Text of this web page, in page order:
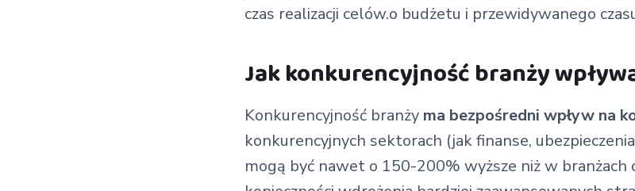
czas realizacji celów.o budżetu i przewidywanego
Jak konkurencyjność branży
Konkurencyjność branży ma bezpośredni wpływ na
konkurencyjnych sektorach (jak finanse,
mogą być nawet o 150-200% wyższe niż w branżach